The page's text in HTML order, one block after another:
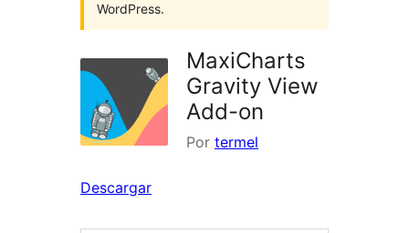
WordPress.
MaxiCharts
Gravity View
Add-on
Por termel
Descargar